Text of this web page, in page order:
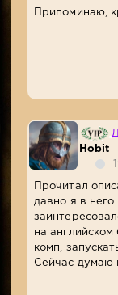
Припоминаю,
Hobit
Прочитал
давно я в него
на
комп,
Сейчас думаю